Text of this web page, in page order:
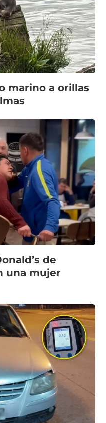
marino a orillas
de
una mujer